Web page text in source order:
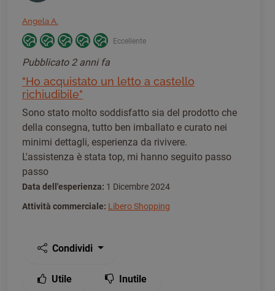
Angela A.
Eccellente
Pubblicato 2 anni fa
"Ho acquistato un letto a castello
richiudibile"
Sono stato molto soddisfatto sia del prodotto che
della consegna, tutto ben imballato e curato nei
minimi dettagli, esperienza da rivivere.
L'assistenza è stata top, mi hanno seguito passo
passo
Data dell'esperienza: 1 Dicembre 2024
Attività commerciale: Libero Shopping
Condividi
Utile Inutile